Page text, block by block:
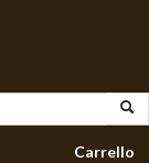
Carrello